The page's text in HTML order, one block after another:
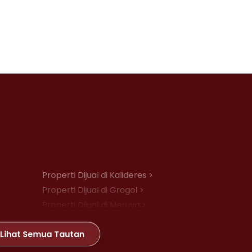
Properti Dijual di Kalideres >
Properti Dijual di Grogol >
Properti Dijual di Meruya >
Properti Dijual di Joglo >
Lihat Semua Tautan